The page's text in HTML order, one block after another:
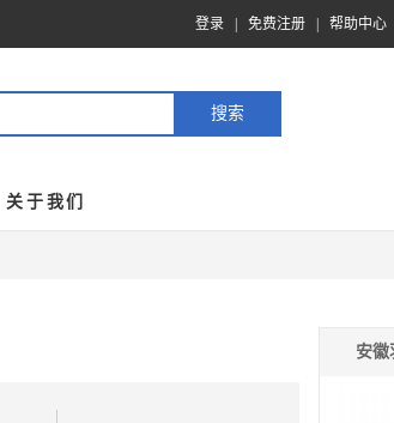
登录 免费注册 帮助中心
关于我们
安徽